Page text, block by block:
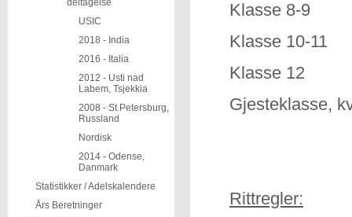
deltagelse
USIC
2018 - India
2016 - Italia
2012 - Usti nad
Labem, Tsjekkia
2008 - St.Petersburg,
Russland
Nordisk
2014 - Odense,
Danmark
Statistikker / Adelskalendere
Års Beretninger
Klasse 8-
Klasse
Klasse 12
Gjesteklasse,
Rittregler: